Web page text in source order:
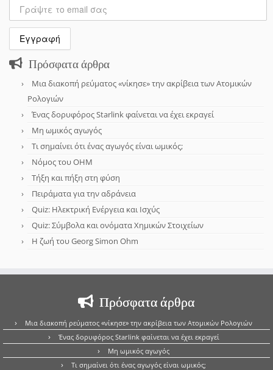
Πρόσφατα άρθρα
Μια διακοπή ρεύματος «νίκησε» την ακρίβεια των Ατομικών
Ρολογιών
Ένας δορυφόρος Starlink φαίνεται να έχει εκραγεί
Μη ωμικός αγωγός
Τι σημαίνει ότι ένας αγωγός είναι ωμικός;
Νόμος του OHM
Τήξη και πήξη στη φύση
Πειράματα για την αδράνεια
Quiz: Ηλεκτρική Ενέργεια και Ισχύς
Quiz: Σύμβολα και ονόματα Χημικών Στοιχείων
Η ζωή του Georg Simon Ohm
Πρόσφατα άρθρα
Μια διακοπή ρεύματος «νίκησε» την ακρίβεια των Ατομικών Ρολογιών
Ένας δορυφόρος Starlink φαίνεται να έχει εκραγεί
Μη ωμικός αγωγός
Τι σημαίνει ότι ένας αγωγός είναι ωμικός;